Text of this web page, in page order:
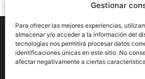
Gestionar
Para ofrecer las mejores experiencias,
almacenar y/o acceder a la información del
tecnologías nos permitirá procesar datos
identificaciones únicas en este sitio. No
afectar negativamente a ciertas
Aviso Legal Privacidad